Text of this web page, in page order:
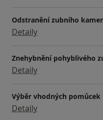
Odstranění zubního
Detaily
Znehybnění pohyblivého
Detaily
Výběr vhodných pomůcek
Detaily